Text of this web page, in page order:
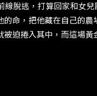
脫逃，打算回家和女
命，把他藏在自己的
迫捲入其中，而這場